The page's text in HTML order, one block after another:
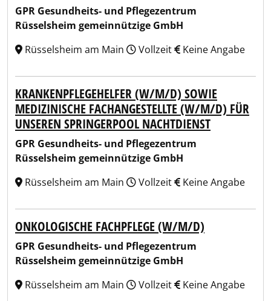
GPR Gesundheits- und Pflegezentrum
Rüsselsheim gemeinnützige GmbH
Rüsselsheim am Main
Vollzeit Keine Angabe
KRANKENPFLEGEHELFER (W/M/D) SOWIE
MEDIZINISCHE FACHANGESTELLTE (W/M/D) FÜR
UNSEREN SPRINGERPOOL NACHTDIENST
GPR Gesundheits- und Pflegezentrum
Rüsselsheim gemeinnützige GmbH
Rüsselsheim am Main
Vollzeit Keine Angabe
ONKOLOGISCHE FACHPFLEGE (W/M/D)
GPR Gesundheits- und Pflegezentrum
Rüsselsheim gemeinnützige GmbH
Rüsselsheim am Main
Vollzeit Keine Angabe